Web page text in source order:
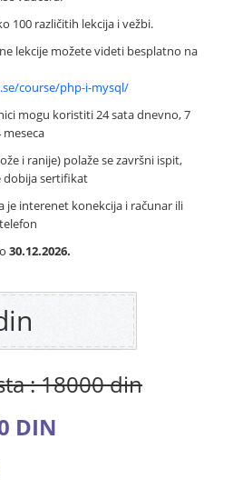
100 različitih lekcija i vežbi.
lekcije možete videti besplatno na
course/php-i-mysql/
mogu koristiti 24 sata dnevno, 7
i ranije) polaže se završni ispit,
dobija sertifikat
je interenet konekcija i računar ili
30.12.2026.
: 18000 din
DIN